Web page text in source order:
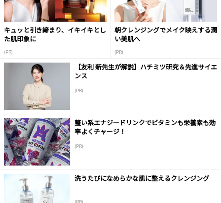
キュッと引き締まり、イキイキとし
た肌印象に
(PR)
朝クレンジングでメイク映えする潤
い美肌へ
(PR)
【友利 新先生が解説】ハチミツ研究＆先進サイエ
ンス
(PR)
整い系エナジードリンクでビタミンも栄養素も効
率よくチャージ！
(PR)
洗うたびになめらかな肌に整えるクレンジング